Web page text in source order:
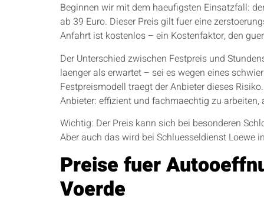
Beginnen wir mit dem haeufigsten Einsatzfall:
ab 39 Euro. Dieser Preis gilt fuer eine
Anfahrt ist kostenlos – ein Kostenfaktor, den
Der Unterschied zwischen Festpreis und
laenger als erwartet – sei es wegen eines
Festpreismodell traegt der Anbieter dieses
Anbieter: effizient und fachmaechtig zu
Wichtig: Der Preis kann sich bei besonderen
Aber auch das wird bei Schluesseldienst
Preise fuer
Voerde